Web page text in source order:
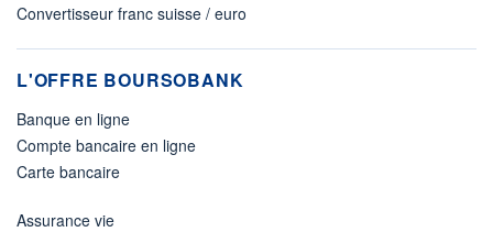
Convertisseur franc suisse / euro
L'OFFRE BOURSOBANK
Banque en ligne
Compte bancaire en ligne
Carte bancaire
Assurance vie